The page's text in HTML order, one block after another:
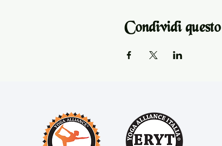
Condividi